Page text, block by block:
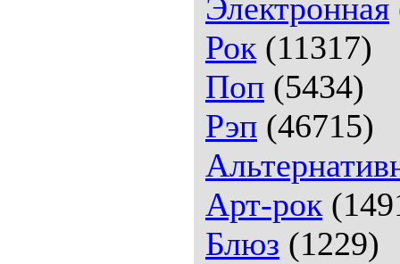
Электронная
Рок(11317)
Поп (5434)
Рэп (46715)
Арт-рок
Блюз (1229)